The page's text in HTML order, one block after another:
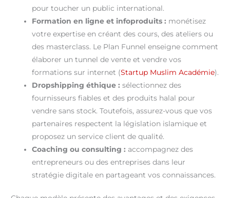
pour toucher un public international.
Formation en ligne et infoproduits : monétisez
votre expertise en créant des cours, des ateliers ou
des masterclass. Le Plan Funnel enseigne comment
élaborer un tunnel de vente et vendre vos
formations sur internet (Startup Muslim Académie).
Dropshipping éthique : sélectionnez des
fournisseurs fiables et des produits halal pour
vendre sans stock. Toutefois, assurez-vous que vos
partenaires respectent la législation islamique et
proposez un service client de qualité.
Coaching ou consulting : accompagnez des
entrepreneurs ou des entreprises dans leur
stratégie digitale en partageant vos connaissances.